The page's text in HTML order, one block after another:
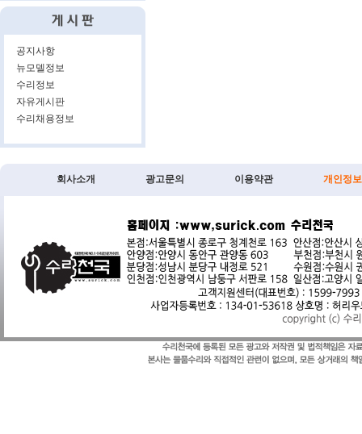
공지사항
뉴모델정보
수리정보
자유게시판
수리채용정보
회사소개 광고문의 이용약관 개인정